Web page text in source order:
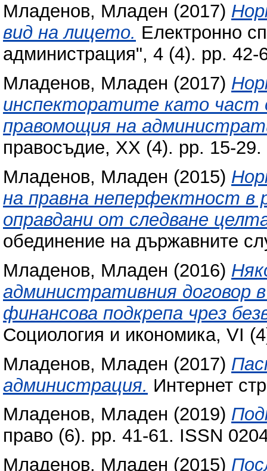
Младенов, Младен (2017)
вид на лицето. Електронно
администрация", 4 (4). pp. 42-
Младенов, Младен (2017)
инспекторатите като част
правомощия на
правосъдие, XX (4). pp. 15-
Младенов, Младен (2015)
на правна неперфектност
оправдани от следване
обединение на държавните
Младенов, Младен (2016)
административния договор
финансова подкрепа чрез
Социология и икономика, VI
Младенов, Младен (2017)
администрация. Интернет
Младенов, Младен (2019)
право (6). pp. 41-61. ISSN
Младенов, Младен (2015)